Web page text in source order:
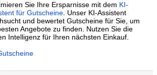
Sie Ihre Ersparnisse mit dem KI-
für Gutscheine . Unser KI-Assistent
und bewertet Gutscheine für Sie, um
Angebote zu finden. Nutzen Sie die
Intelligenz für Ihren nächsten Einkauf.